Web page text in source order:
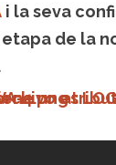
i la seva
de la